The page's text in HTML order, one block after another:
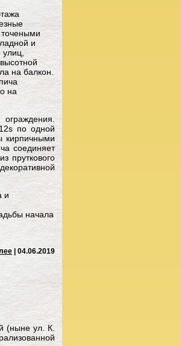
и
на балкон.
на
по одной
кирпичными
соединяет
пруткового
и
начала
| 04.06.2019
(ныне ул. К.